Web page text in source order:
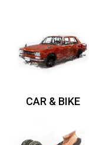
CAR & BIKE